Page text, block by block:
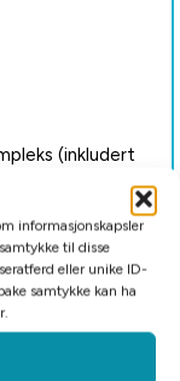
informasjonskapsler
til disse
eller unike ID-
samtykke kan ha
(inkludert
probiotika,
virus og
og
støtter et sunt
– Hjelper
B5 og B6,
som